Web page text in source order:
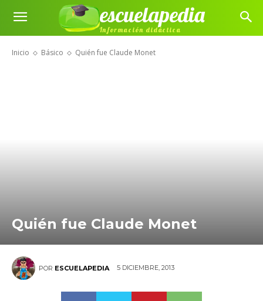
escuelapedia
Información didáctica
Inicio Básico Quién fue Claude Monet
Quién fue Claude Monet
POR ESCUELAPEDIA 5 DICIEMBRE, 2013